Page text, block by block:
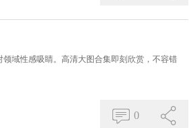
域性感吸睛。高清大图合集即刻欣赏，不容错
0